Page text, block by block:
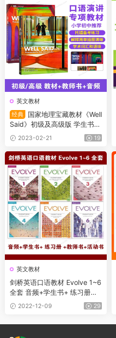
英文教材
经典
国家地理宝藏教材《Well
Said》初级及高级版 学生书
+教师书+音频 美国经典少儿
口语教材
2023-02-21 19
英文教材
剑桥英语口语教材 Evolve 1~6
全套 音频+学生书+ 练习册
+教师书+活动书
2022-12-09 29